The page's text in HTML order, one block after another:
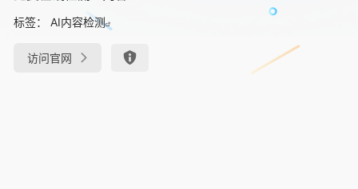
标签： AI内容检测
访问官网